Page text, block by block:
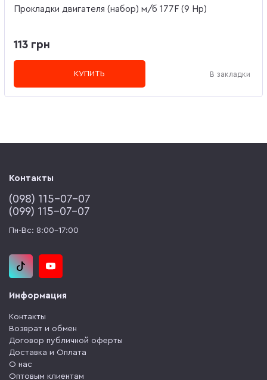
Прокладки двигателя (набор) м/б 177F (9 Hp)
113 грн
КУПИТЬ В закладки
Контакты
(‎098) 115-07-07
(‎099) 115-07-07
Пн-Вс: 8:00-17:00
Информация
Контакты
Возврат и обмен
Договор публичной оферты
Доставка и Оплата
О нас
Оптовым клиентам